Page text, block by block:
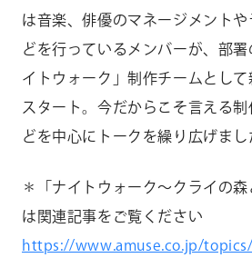
は音楽、俳優のマネージメント
どを行っているメンバーが、部
イトウォーク」制作チームとし
スタート。今だからこそ言える
どを中心にトークを繰り広げまし
＊「ナイトウォーク～クライの
は関連記事をご覧ください
https://www.amuse.co.jp/